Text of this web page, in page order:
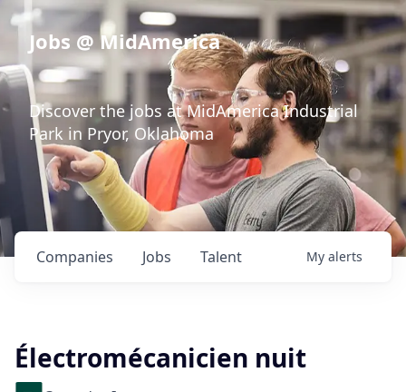
Jobs @ MidAmerica
Discover the jobs at MidAmerica Industrial
Park in Pryor, Oklahoma
Jobs
Companies Talent My alerts
Électromécanicien nuit